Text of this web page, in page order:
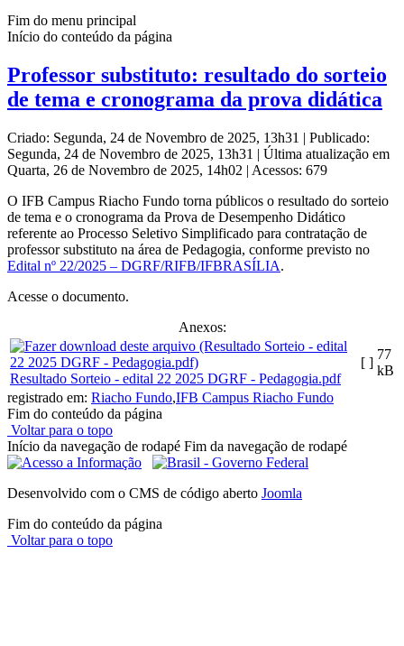
Fim do menu principal
Início do conteúdo da página
Professor substituto: resultado do sorteio
de tema e cronograma da prova didática
Criado: Segunda, 24 de Novembro de 2025, 13h31 | Publicado:
Segunda, 24 de Novembro de 2025, 13h31 | Última atualização em
Quarta, 26 de Novembro de 2025, 14h02 | Acessos: 679
O IFB Campus Riacho Fundo torna públicos o resultado do sorteio
de tema e o cronograma da Prova de Desempenho Didático
referente ao Processo Seletivo Simplificado para contratação de
professor substituto na área de Pedagogia, conforme previsto no
Edital nº 22/2025 – DGRF/RIFB/IFBRASÍLIA.
Acesse o documento.
Anexos:
Resultado Sorteio - edital 22 2025 DGRF - Pedagogia.pdf
[ ]
77
kB
registrado em: Riacho Fundo,IFB Campus Riacho Fundo
Fim do conteúdo da página
Voltar para o topo
Início da navegação de rodapé Fim da navegação de rodapé
Desenvolvido com o CMS de código aberto Joomla
Fim do conteúdo da página
Voltar para o topo